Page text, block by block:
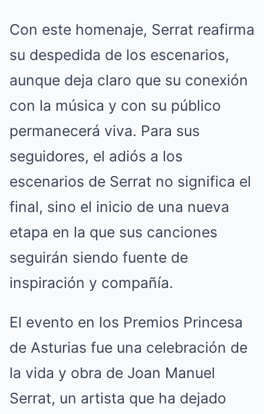
Con este homenaje, Serrat reafirma
su despedida de los escenarios,
aunque deja claro que su conexión
con la música y con su público
permanecerá viva. Para sus
seguidores, el adiós a los
escenarios de Serrat no significa el
final, sino el inicio de una nueva
etapa en la que sus canciones
seguirán siendo fuente de
inspiración y compañía.
El evento en los Premios Princesa
de Asturias fue una celebración de
la vida y obra de Joan Manuel
Serrat, un artista que ha dejado